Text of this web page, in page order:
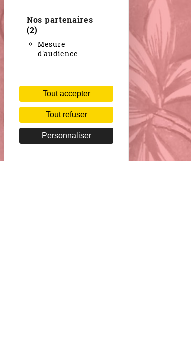
Nos partenaires
(2)
Mesure
d'audience
Tout accepter
Tout refuser
Personnaliser